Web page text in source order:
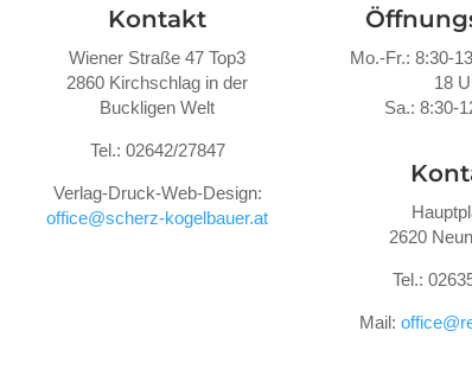
Kontakt
Wiener Straße 47 Top3
2860 Kirchschlag in der
Buckligen Welt
Tel.: 02642/27847
Verlag-Druck-Web-Design:
office@scherz-kogelbauer.at
Mo.-Fr.: 8:30-
18
Sa.: 8:30-
2620
Tel.:
Mail: